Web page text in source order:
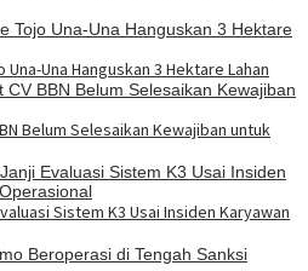
Una Hanguskan 3 Hektare Lahan
Belum Selesaikan Kewajiban untuk
Sistem K3 Usai Insiden Karyawan